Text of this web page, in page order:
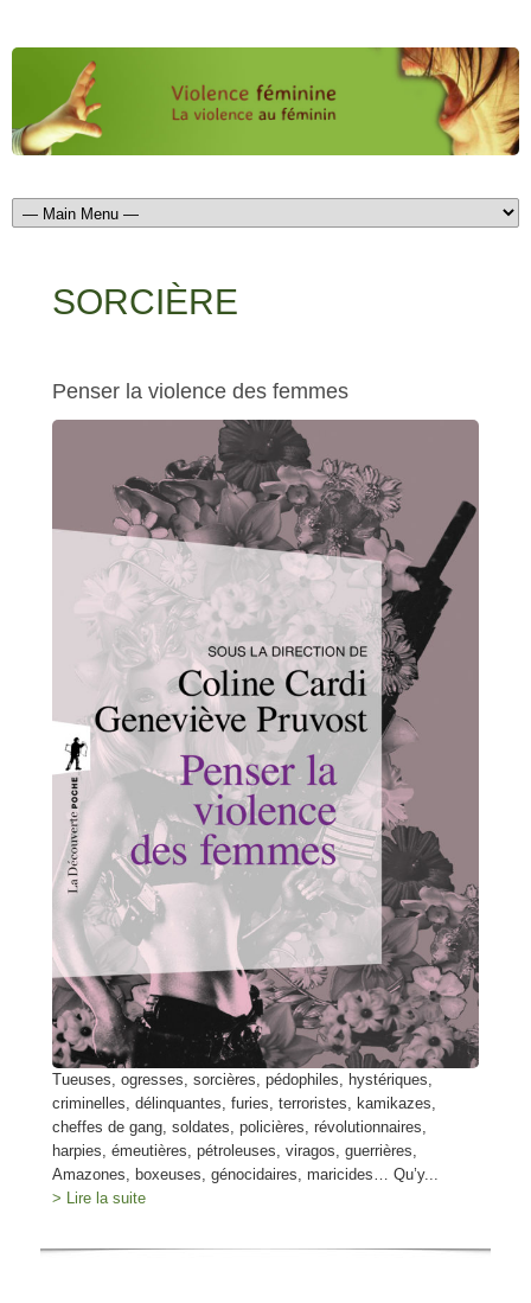
SORCIÈRE
Penser la violence des femmes
Tueuses, ogresses, sorcières, pédophiles, hystériques,
criminelles, délinquantes, furies, terroristes, kamikazes,
cheffes de gang, soldates, policières, révolutionnaires,
harpies, émeutières, pétroleuses, viragos, guerrières,
Amazones, boxeuses, génocidaires, maricides… Qu’y...
> Lire la suite